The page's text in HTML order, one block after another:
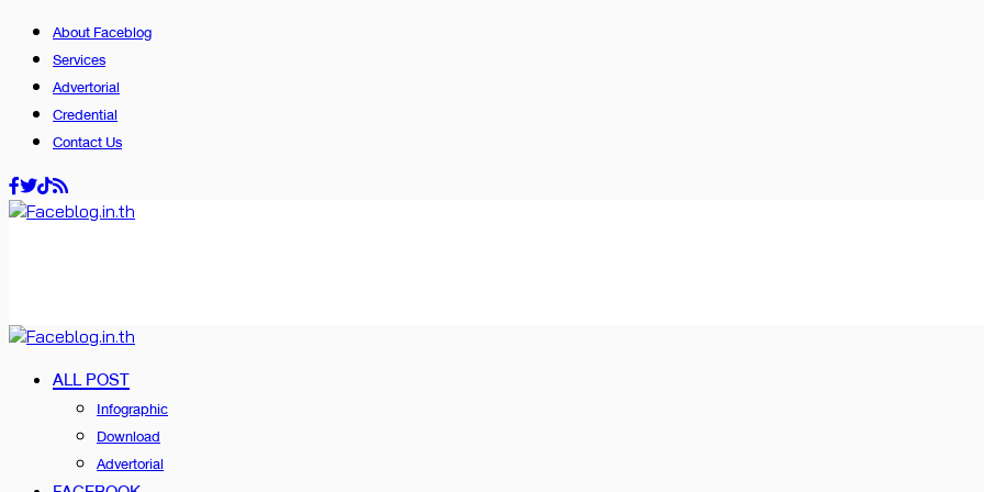
About Faceblog
Services
Advertorial
Credential
Contact Us
ALL POST
Infographic
Download
Advertorial